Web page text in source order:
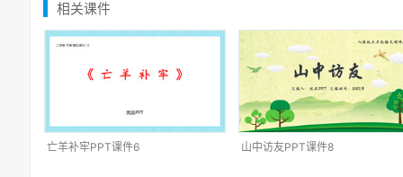
相关课件
亡羊补牢PPT课件6 山中访友PPT课件8